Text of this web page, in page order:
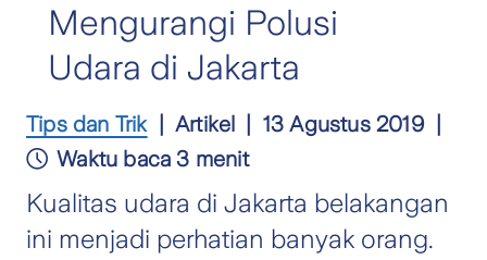
Mengurangi Polusi
Udara di Jakarta
Tips dan Trik Artikel
13 Agustus 2019
Waktu baca 3 menit
Kualitas udara di Jakarta belakangan
ini menjadi perhatian banyak orang.